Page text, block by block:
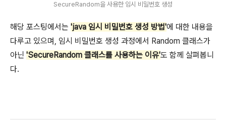
SecureRandom을 사용한 임시 비밀번호 생성
해당 포스팅에서는 'java 임시 비밀번호 생성 방법'에 대한 내용을
다루고 있으며, 임시 비밀번호 생성 과정에서 Random 클래스가
아닌 'SecureRandom 클래스를 사용하는 이유'도 함께 살펴봅니
다.